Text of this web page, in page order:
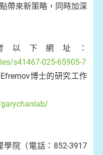
帶來新策略，同時加深
以下網址：
s41467-025-65905-7
博士的研究工作
院（電話：852-3917